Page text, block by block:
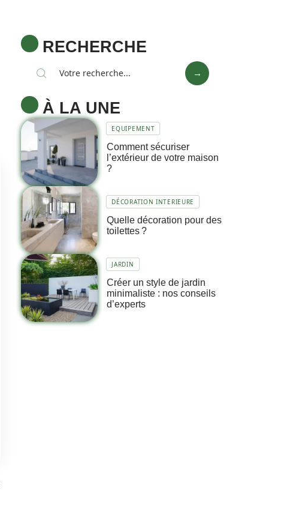
RECHERCHE
À LA UNE
EQUIPEMENT
Comment sécuriser
l’extérieur de votre maison
?
DÉCORATION INTERIEURE
Quelle décoration pour des
toilettes ?
JARDIN
Créer un style de jardin
minimaliste : nos conseils
d’experts